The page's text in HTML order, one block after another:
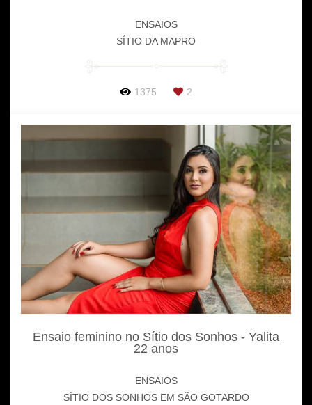
ENSAIOS
SÍTIO DA MAPRO
1375 2
Ensaio feminino no Sítio dos Sonhos - Yalita
22 anos
ENSAIOS
SÍTIO DOS SONHOS EM SÃO GOTARDO